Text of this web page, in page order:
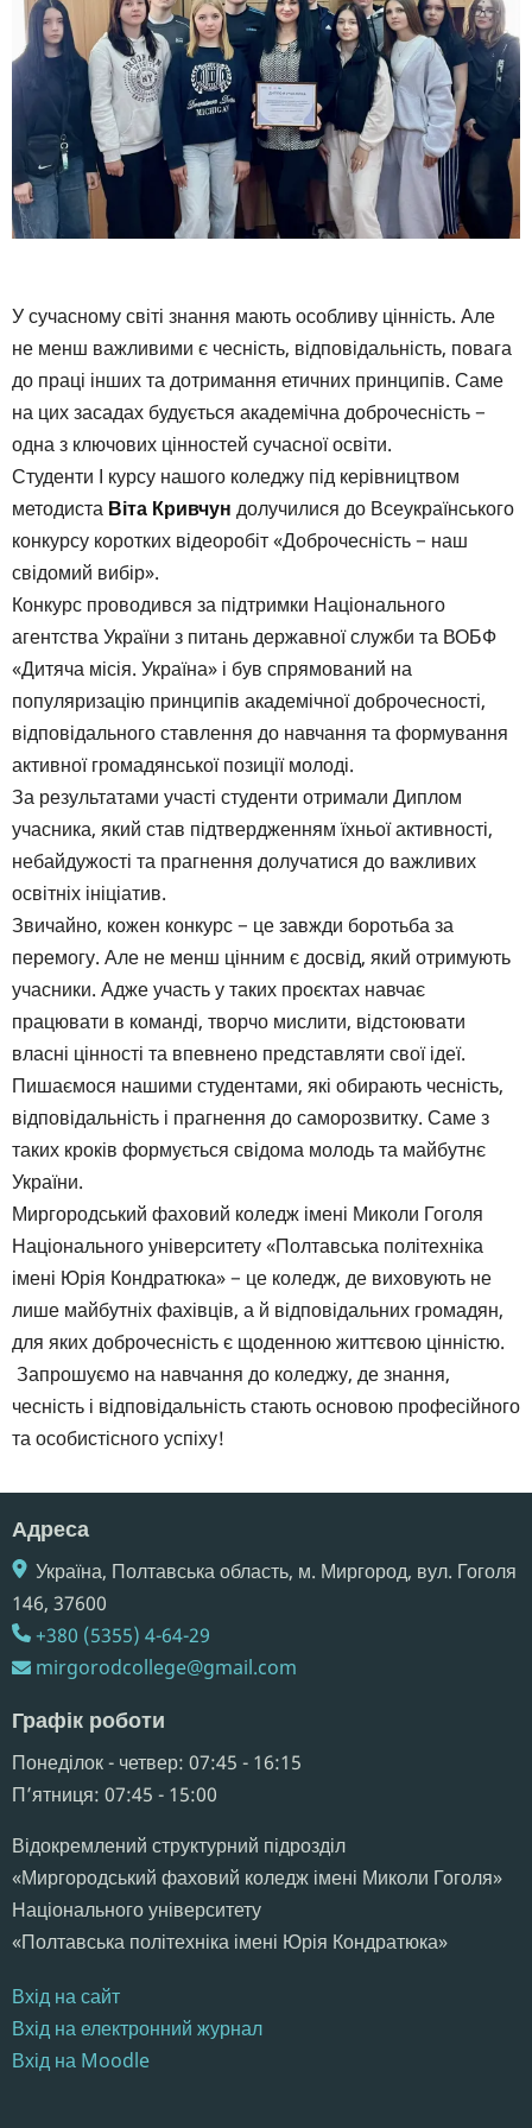
У сучасному світі знання мають особливу цінність. Але
не менш важливими є чесність, відповідальність, повага
до праці інших та дотримання етичних принципів. Саме
на цих засадах будується академічна доброчесність −
одна з ключових цінностей сучасної освіти.
Студенти І курсу нашого коледжу під керівництвом
методиста Віта Кривчун долучилися до Всеукраїнського
конкурсу коротких відеоробіт «Доброчесність − наш
свідомий вибір».
Конкурс проводився за підтримки Національного
агентства України з питань державної служби та ВОБФ
«Дитяча місія. Україна» і був спрямований на
популяризацію принципів академічної доброчесності,
відповідального ставлення до навчання та формування
активної громадянської позиції молоді.
За результатами участі студенти отримали Диплом
учасника, який став підтвердженням їхньої активності,
небайдужості та прагнення долучатися до важливих
освітніх ініціатив.
Звичайно, кожен конкурс − це завжди боротьба за
перемогу. Але не менш цінним є досвід, який отримують
учасники. Адже участь у таких проєктах навчає
працювати в команді, творчо мислити, відстоювати
власні цінності та впевнено представляти свої ідеї.
Пишаємося нашими студентами, які обирають чесність,
відповідальність і прагнення до саморозвитку. Саме з
таких кроків формується свідома молодь та майбутнє
України.
Миргородський фаховий коледж імені Миколи Гоголя
Національного університету «Полтавська політехніка
імені Юрія Кондратюка» − це коледж, де виховують не
лише майбутніх фахівців, а й відповідальних громадян,
для яких доброчесність є щоденною життєвою цінністю.
Запрошуємо на навчання до коледжу, де знання,
чесність і відповідальність стають основою професійного
та особистісного успіху!
Адреса
Україна, Полтавська область, м. Миргород, вул. Гоголя
146,​ 37600
+380 (5355) 4-64-29
mirgorodcollege@gmail.com
Графік роботи
Понеділок - четвер: 07:45 - 16:15
Пʼятниця: 07:45 - 15:00
Відокремлений структурний підрозділ
«Миргородський фаховий коледж імені Миколи Гоголя»
Національного університету
«Полтавська політехніка імені Юрія Кондратюка»
Вхід на сайт
Вхід на електронний журнал
Вхід на Moodle